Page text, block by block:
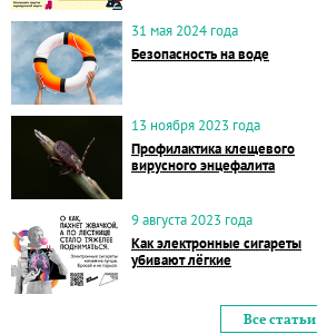
31 мая 2024 года
Безопасность на воде
13 ноября 2023 года
Профилактика клещевого
вирусного энцефалита
9 августа 2023 года
Как электронные сигареты
убивают лёгкие
Все статьи